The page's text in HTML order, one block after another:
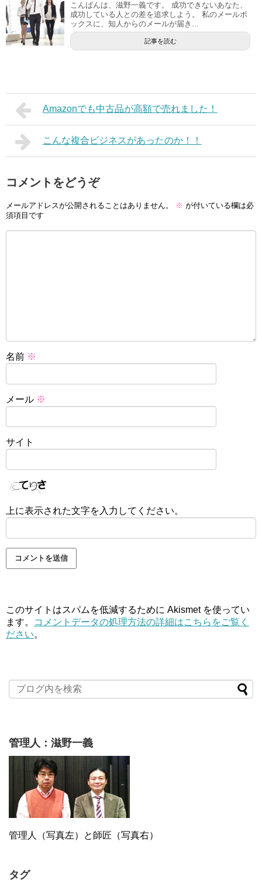
こんばんは、滋野一義です。 成功できないあなた、
成功している人との差を追求しよう。 私のメールボ
ックスに、知人からのメールが届き...
記事を読む
Amazonでも中古品が高額で売れました！
こんな複合ビジネスがあったのか！！
コメントをどうぞ
メールアドレスが公開されることはありません。 ※ が付いている欄は必
須項目です
名前 ※
メール ※
サイト
上に表示された文字を入力してください。
このサイトはスパムを低減するために Akismet を使ってい
ます。
コメントデータの処理方法の詳細はこちらをご覧く
ださい。
管理人：滋野一義
管理人（写真左）と師匠（写真右）
タグ